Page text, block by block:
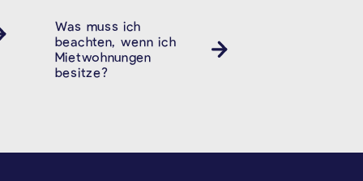
Was muss ich
beachten, wenn ich
Mietwohnungen
besitze?